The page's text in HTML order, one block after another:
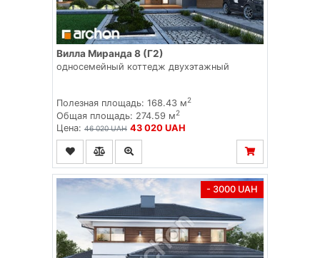
Вилла Миранда 8 (Г2)
односемейный коттедж двухэтажный
Полезная площадь: 168.43 м2
Общая площадь: 274.59 м2
Цена: 46 020 UAH 43 020 UAH
- 3000 UAH